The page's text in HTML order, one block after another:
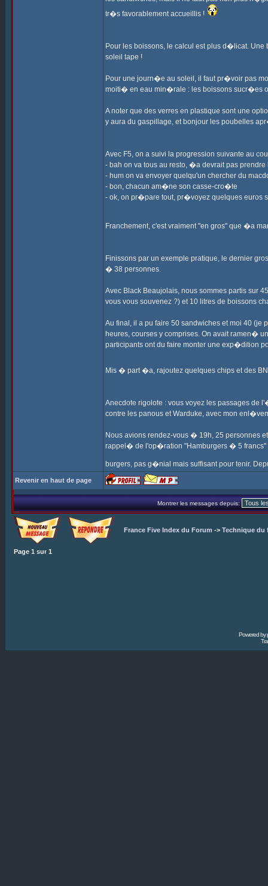
tr�s favorablement accueillis !
Pour les boissons, le calcul est plus d�licat.
soleil tape !
Pour une journ�e au soleil, il faut pr�voir pas
moiti� en eau min�rale : les boissons sucr�es
A noter que des verres en plastique sont une
y aura du gaspillage, et bonjour les poubelles
Avec F5, on a suivi la progression suivante au
- bah on va tous au resto, �a devrait pas prendre
- hum on va envoyer quelqu'un chercher du
- bon, chacun am�ne son casse-cro�te
- ok, on pr�pare tout, pr�voyez quelques euros
Franchement, c'est vraiment "en gros" que �a
Finissons par un exemple pratique, le dernier
� 38 personnes.
Avec Black Beaujolais, nous sommes partis sur
vous vous souvenez ?) et 10 litres de boissons
Au final, il a pu faire 50 sandwiches et moi 40
heures, courses y comprises. On avait ramen�
participants ont du faire monter une exp�dition
Mis � part �a, rajoutez quelques chips et des
Anecdote rigolote : vous voyez les passages de
contre les panous et Warduke, avec mon
Nous avions rendez-vous � 19h, 25 personnes
rappel� de l'op�ration "Hamburgers � 5 francs"
burgers, pas g�nial mais suffisant pour tenir.
Revenir en haut de page
Montrer les messages depuis:
France Five Index du Forum -> Technique du
Page 1 sur 1
Powered by